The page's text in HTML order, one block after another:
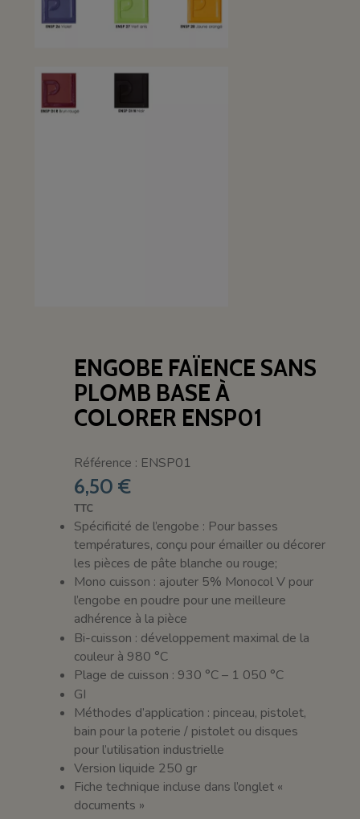
ENGOBE FAÏENCE SANS
PLOMB BASE À
COLORER ENSP01
Référence : ENSP01
6,50 €
TTC
Spécificité de l’engobe : Pour basses
températures, conçu pour émailler ou décorer
les pièces de pâte blanche ou rouge;
Mono cuisson : ajouter 5% Monocol V pour
l’engobe en poudre pour une meilleure
adhérence à la pièce
Bi-cuisson : développement maximal de la
couleur à 980 °C
Plage de cuisson : 930 °C – 1 050 °C
GI
Méthodes d’application : pinceau, pistolet,
bain pour la poterie / pistolet ou disques
pour l’utilisation industrielle
Version liquide 250 gr
Fiche technique incluse dans l’onglet «
documents »